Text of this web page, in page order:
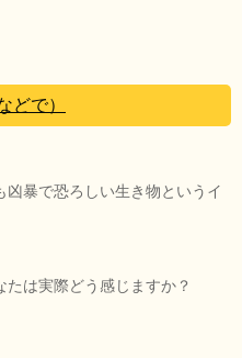
どで）
暴で恐ろしい生き物というイ
は実際どう感じますか？